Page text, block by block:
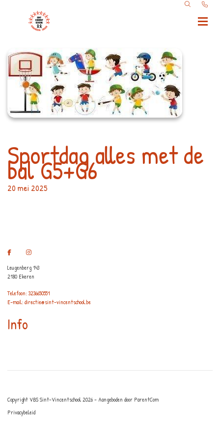
Sportdag alles met de
bal G5+G6
20 mei 2025
Leugenberg 143
2180 Ekeren
Telefoon: 3236650551
E-mail: directie@sint-vincentschool.be
Info
Copyright VBS Sint-Vincentschool 2026 - Aangeboden door ParentCom
Privacybeleid